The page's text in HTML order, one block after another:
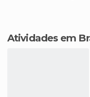
Atividades em